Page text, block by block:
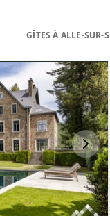
GÎTES À ALLE-SUR-